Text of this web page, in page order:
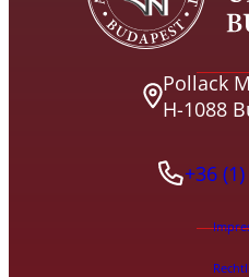
Pollack
H-1088
+36